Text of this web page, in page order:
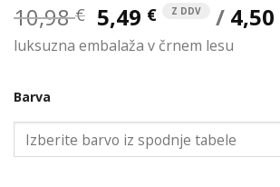
10,98€ Izvirna
cena
je
5,49 €Trenutna
cena
je:
Z DDV / 4,50
luksuzna embalaža v črnem lesu
Barva